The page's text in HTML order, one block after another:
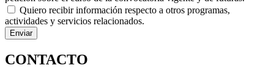
Quiero recibir información respecto a otros programas,
actividades y servicios relacionados.
CONTACTO